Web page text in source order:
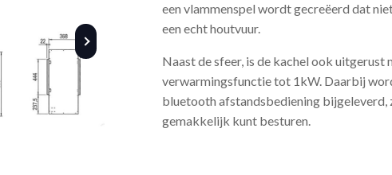
een vlammenspel wordt gecreëerd dat
een echt houtvuur.
Naast de sfeer, is de kachel ook uitgerust
verwarmingsfunctie tot 1kW. Daarbij
bluetooth afstandsbediening bijgeleverd,
gemakkelijk kunt besturen.